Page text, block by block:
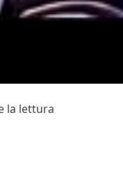
la lettura